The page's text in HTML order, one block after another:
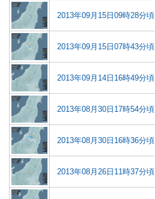
2013年09月15日09時28分頃
2013年09月15日07時43分頃
2013年09月14日16時49分頃
2013年08月30日17時54分頃
2013年08月30日16時36分頃
2013年08月26日11時37分頃